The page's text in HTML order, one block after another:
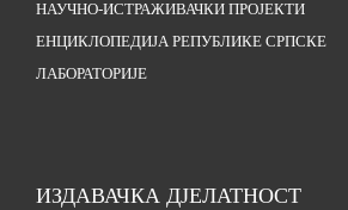
НАУЧНО-ИСТРАЖИВАЧКИ ПРОЈЕКТИ
ЕНЦИКЛОПЕДИЈА РЕПУБЛИКЕ СРПСКЕ
ЛАБОРАТОРИЈЕ
ИЗДАВАЧКА ДЈЕЛАТНОСТ